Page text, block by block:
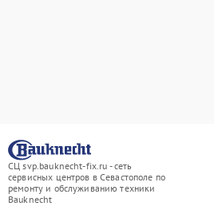
СЦ svp.bauknecht-fix.ru - сеть
сервисных центров в Севастополе по
ремонту и обслуживанию техники
Bauknecht